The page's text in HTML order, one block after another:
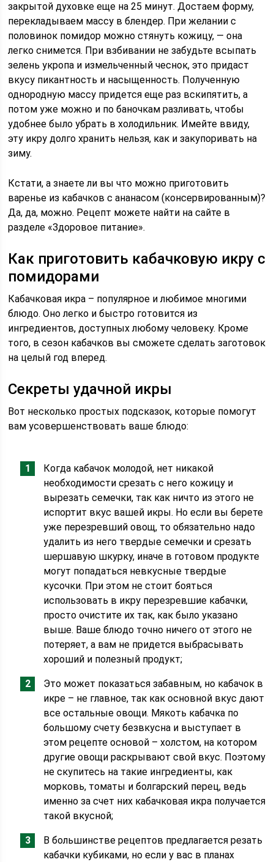
закрытой духовке еще на 25 минут. Достаем форму,
перекладываем массу в блендер. При желании с
половинок помидор можно стянуть кожицу, — она
легко снимется. При взбивании не забудьте всыпать
зелень укропа и измельченный чеснок, это придаст
вкусу пикантность и насыщенность. Полученную
однородную массу придется еще раз вскипятить, а
потом уже можно и по баночкам разливать, чтобы
удобнее было убрать в холодильник. Имейте ввиду,
эту икру долго хранить нельзя, как и закупоривать на
зиму.
Кстати, а знаете ли вы что можно приготовить
варенье из кабачков с ананасом (консервированным)?
Да, да, можно. Рецепт можете найти на сайте в
разделе «Здоровое питание».
Как приготовить кабачковую икру с
помидорами
Кабачковая икра – популярное и любимое многими
блюдо. Оно легко и быстро готовится из
ингредиентов, доступных любому человеку. Кроме
того, в сезон кабачков вы сможете сделать заготовок
на целый год вперед.
Секреты удачной икры
Вот несколько простых подсказок, которые помогут
вам усовершенствовать ваше блюдо:
Когда кабачок молодой, нет никакой
необходимости срезать с него кожицу и
вырезать семечки, так как ничто из этого не
испортит вкус вашей икры. Но если вы берете
уже перезревший овощ, то обязательно надо
удалить из него твердые семечки и срезать
шершавую шкурку, иначе в готовом продукте
могут попадаться невкусные твердые
кусочки. При этом не стоит бояться
использовать в икру перезревшие кабачки,
просто очистите их так, как было указано
выше. Ваше блюдо точно ничего от этого не
потеряет, а вам не придется выбрасывать
хороший и полезный продукт;
Это может показаться забавным, но кабачок в
икре – не главное, так как основной вкус дают
все остальные овощи. Мякоть кабачка по
большому счету безвкусна и выступает в
этом рецепте основой – холстом, на котором
другие овощи раскрывают свой вкус. Поэтому
не скупитесь на такие ингредиенты, как
морковь, томаты и болгарский перец, ведь
именно за счет них кабачковая икра получается
такой вкусной;
В большинстве рецептов предлагается резать
кабачки кубиками, но если у вас в планах